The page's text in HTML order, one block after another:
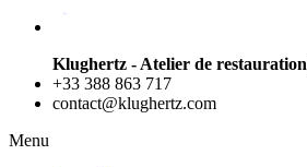
Klughertz - Atelier de restauration
+33 388 863 717
contact@klughertz.com
Menu